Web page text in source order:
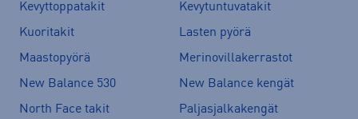
Kevyttoppatakit
Kevytuntuvatakit
Kuoritakit
Lasten pyörä
Maastopyörä
Merinovillakerrastot
New Balance 530
New Balance kengät
North Face takit
Paljasjalkakengät